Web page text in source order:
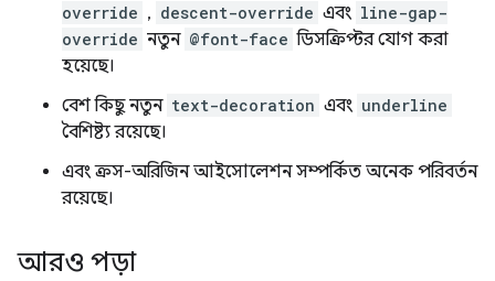
override , descent-override এবং line-gap-
override নতুন @font-face ডিসক্রিপ্টর যোগ করা
হয়েছে।
বেশ কিছু নতুন text-decoration এবং underline
বৈশিষ্ট্য রয়েছে।
এবং ক্রস-অরিজিন আইসোলেশন সম্পর্কিত অনেক পরিবর্তন
রয়েছে।
আরও পড়া